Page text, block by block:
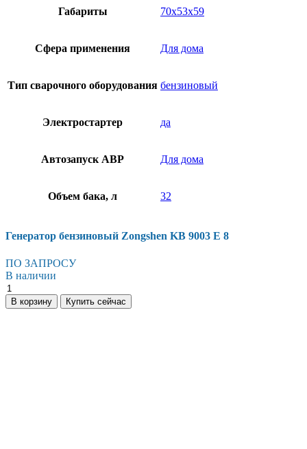
Габариты 70х53х59
Сфера применения Для дома
Тип сварочного оборудования бензиновый
Электростартер да
Автозапуск АВР Для дома
Объем бака, л 32
Генератор бензиновый Zongshen KB 9003 E 8
ПО ЗАПРОСУ
В наличии
Генератор
бензиновый
Zongshen
В корзину Купить сейчас